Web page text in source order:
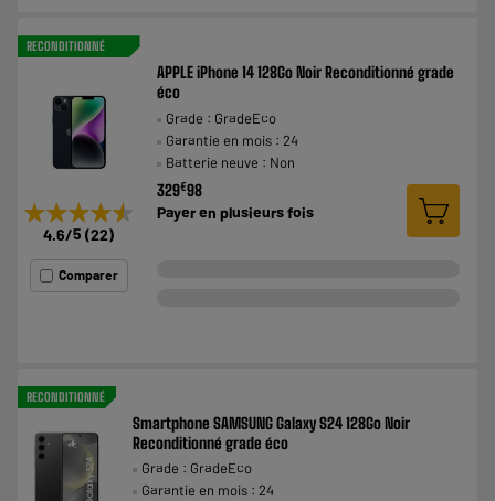
RECONDITIONNÉ
★★★★★
★★★★★
4.6/5 (22)
Comparer
APPLE iPhone 14 128Go Noir Reconditionné grade
éco
Grade : GradeEco
Garantie en mois : 24
Batterie neuve : Non
329€98
Payer en plusieurs fois
RECONDITIONNÉ
Smartphone SAMSUNG Galaxy S24 128Go Noir
Reconditionné grade éco
Grade : GradeEco
Garantie en mois : 24